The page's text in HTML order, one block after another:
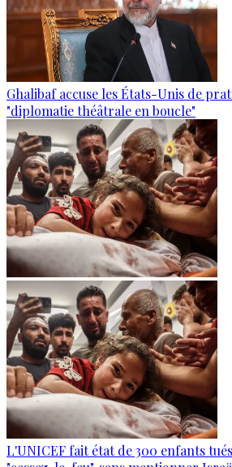
Ghalibaf accuse les États-Unis de
"diplomatie théâtrale en boucle"
L'UNICEF fait état de 300 enfants